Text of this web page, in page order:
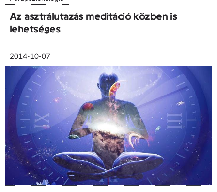
Az asztrálutazás meditáció közben is
lehetséges
2014-10-07